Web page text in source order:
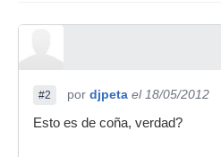
#2 por djpeta el 18/05/2012
Esto es de coña, verdad?